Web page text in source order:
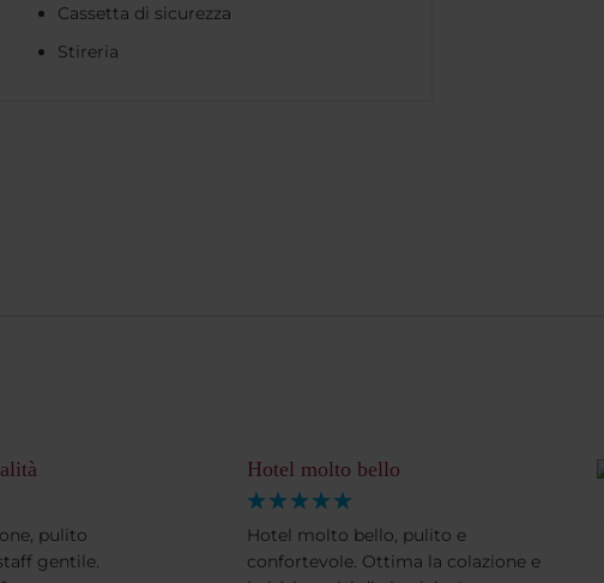
Cassetta di sicurezza
Stireria
pulito
gentile.
Hotel molto bello
Hotel molto bello, pulito e
confortevole. Ottima la colazione e